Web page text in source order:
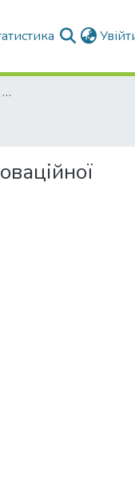
Факультет Економіки та бізнесу